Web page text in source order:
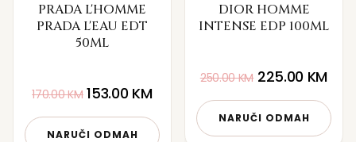
PRADA L'HOMME
PRADA L'EAU EDT
50ML
170.00KM 153.00 KM
NARUČI ODMAH
DIOR HOMME
INTENSE EDP 100ML
250.00KM 225.00 KM
NARUČI ODMAH